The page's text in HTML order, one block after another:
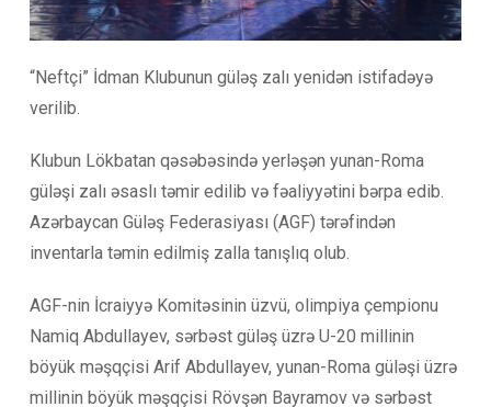
“Neftçi” İdman Klubunun güləş zalı yenidən istifadəyə
verilib.
Klubun Lökbatan qəsəbəsində yerləşən yunan-Roma
güləşi zalı əsaslı təmir edilib və fəaliyyətini bərpa edib.
Azərbaycan Güləş Federasiyası (AGF) tərəfindən
inventarla təmin edilmiş zalla tanışlıq olub.
AGF-nin İcraiyyə Komitəsinin üzvü, olimpiya çempionu
Namiq Abdullayev, sərbəst güləş üzrə U-20 millinin
böyük məşqçisi Arif Abdullayev, yunan-Roma güləşi üzrə
millinin böyük məşqçisi Rövşən Bayramov və sərbəst